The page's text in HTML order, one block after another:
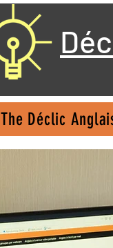
The Déclic